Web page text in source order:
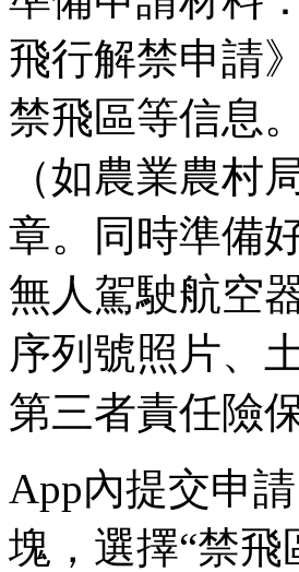
飛行解禁申請
禁飛區等信息
（如農業農村
章。同時準備
無人駕駛航空
序列號照片、
第三者責任險保
App內提交申
塊，選擇“禁飛